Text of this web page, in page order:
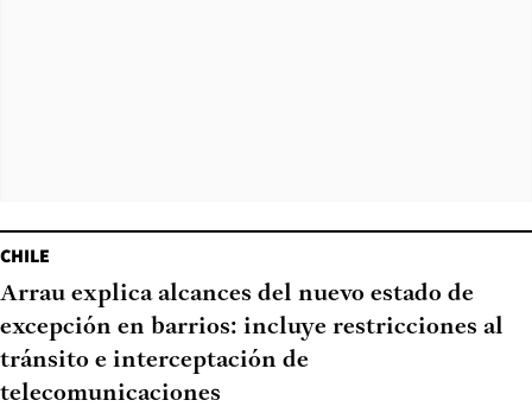
CHILE
Arrau explica alcances del nuevo estado de
excepción en barrios: incluye restricciones al
tránsito e interceptación de
telecomunicaciones